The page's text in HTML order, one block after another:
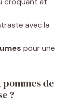
avec la
pour une
de
?